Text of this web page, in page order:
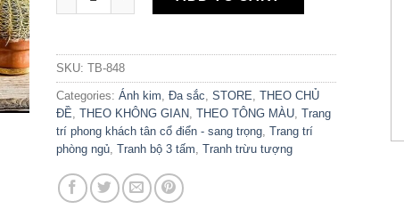
SKU: TB-848
Categories: Ánh kim Đa sắc STORE THEO CHỦ
ĐỀ THEO KHÔNG GIAN THEO TÔNG MÀU Trang
trí phong khách tân cổ điển - sang trọng Trang trí
phòng ngủ Tranh bộ 3 tấm Tranh trừu tượng